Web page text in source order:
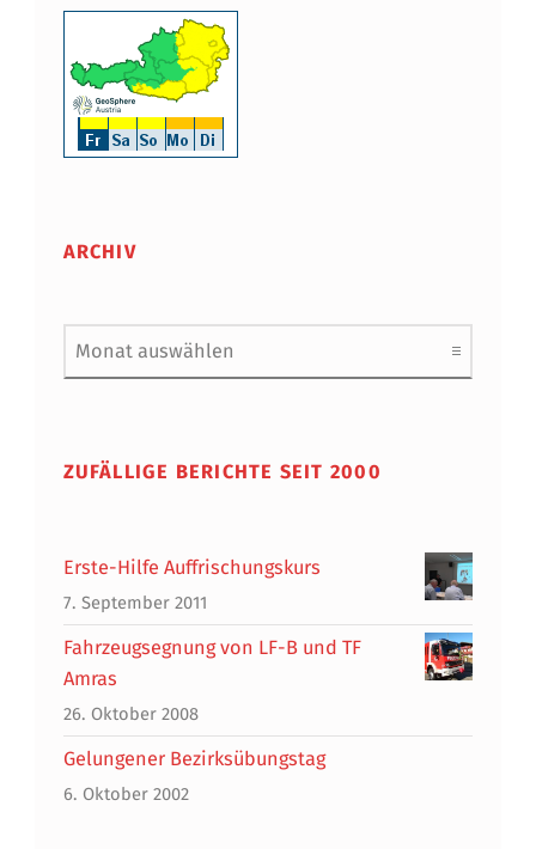
ARCHIV
Archiv
ZUFÄLLIGE BERICHTE SEIT 2000
Erste-Hilfe Auffrischungskurs
7. September 2011
Fahrzeugsegnung von LF-B und TF
Amras
26. Oktober 2008
Gelungener Bezirksübungstag
6. Oktober 2002